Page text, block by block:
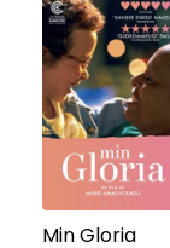
Min Gloria